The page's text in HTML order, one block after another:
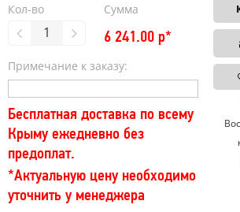
Кол-во Сумма
6 241.00 р*
Примечание к заказу:
Бесплатная доставка по всему
Крыму ежедневно без
предоплат.
*Актуальную цену необходимо
уточнить у менеджера